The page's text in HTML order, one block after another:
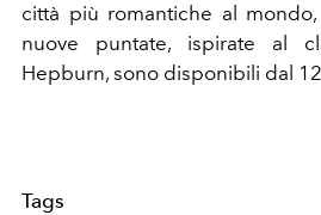
città più romantiche al
nuove puntate, ispirate al
Hepburn, sono disponibili dal
Tags